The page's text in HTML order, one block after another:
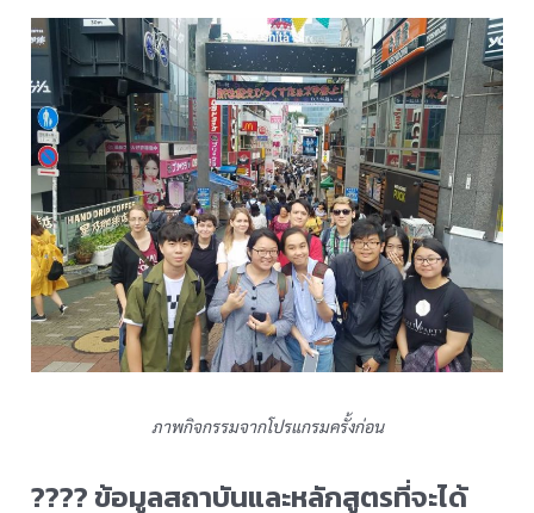
ภาพกิจกรรมจากโปรแกรมครั้งก่อน
???? ข้อมูลสถาบันและหลักสูตรที่จะได้